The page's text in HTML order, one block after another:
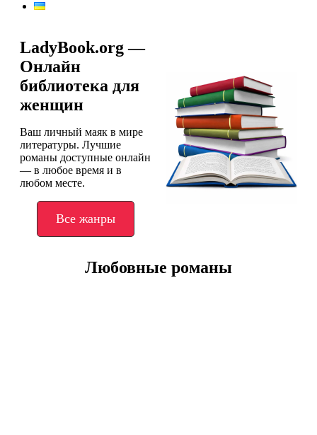
LadyBook.org —
Онлайн
библиотека для
женщин
Ваш личный маяк в мире
литературы. Лучшие
романы доступные онлайн
— в любое время и в
любом месте.
Все жанры
Любовные романы